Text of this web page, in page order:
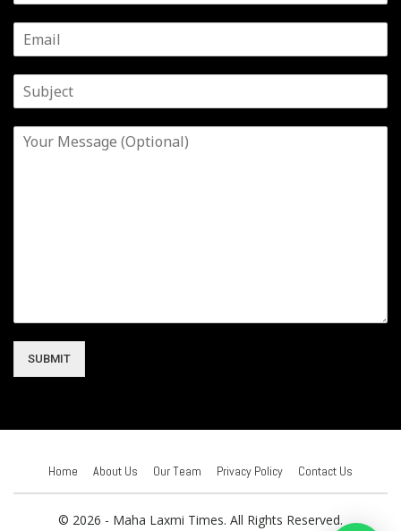
SUBMIT
Home About Us Our Team Privacy Policy Contact Us
© 2026 - Maha Laxmi Times. All Rights Reserved.